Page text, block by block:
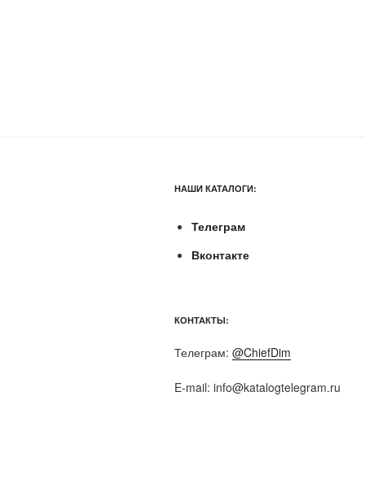
НАШИ КАТАЛОГИ:
Телеграм
Вконтакте
КОНТАКТЫ:
Телеграм: @ChiefDim
E-mail: info@katalogtelegram.ru